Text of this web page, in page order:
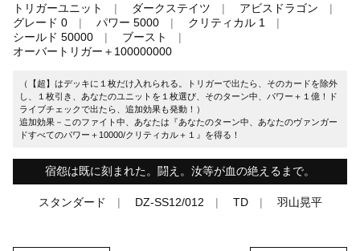
トリガーユニット ダークステイツ
アビスドラゴン
グレード 0
パワー 5000
クリティカル 1
シールド 50000
ブースト
オーバートリガー＋100000000
（【超】はデッキに１枚だけ入れられる。トリガーで出たら、そのカードを除外
し、１枚引き、あなたのユニットを１枚選び、そのターン中、パワー＋１億！ド
ライブチェックで出たら、追加効果も発動！）
追加効果－このファイト中、あなたは『あなたのターン中、あなたのヴァンガー
ドすべてのパワー＋10000/クリティカル＋１』を得る！
宿怨は既に刻まれた。闘え。汝等が血の絶えるまで。
スタンダード DZ-SS12/012 TD 羽山晃平